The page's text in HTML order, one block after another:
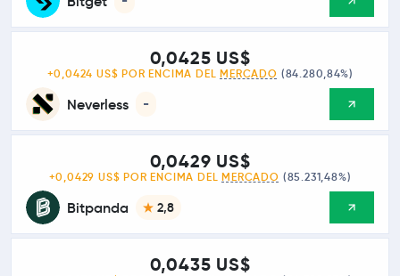
Neverless -
0,0425 US$
+0,0424 US$ POR ENCIMA DEL MERCADO (84.280,84%)
Bitpanda 2,8
0,0429 US$
+0,0429 US$ POR ENCIMA DEL MERCADO (85.231,48%)
0,0435 US$